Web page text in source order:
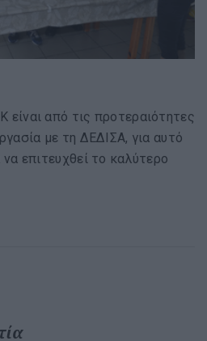
από τις προτεραιότητες
με τη ΔΕΔΙΣΑ, για αυτό
να επιτευχθεί το καλύτερο